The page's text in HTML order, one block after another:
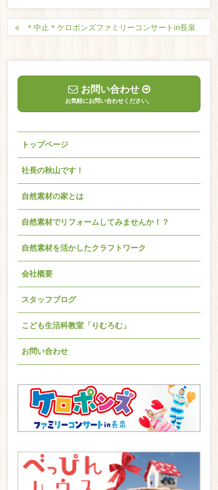
＊中止＊ケロポンズファミリーコンサートin長泉
お問い合わせ
お気軽にお問い合わせください。
トップページ
社長の秋山です！
自然素材の家とは
自然素材でリフォームしてみませんか！？
自然素材を活かしたクラフトワーク
会社概要
スタッフブログ
こども生活科教室「りむろむ」
お問い合わせ